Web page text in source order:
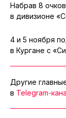
Набрав 8
в дивизионе
4 и 5 ноября
в Кургане с
Другие
в Telegram-